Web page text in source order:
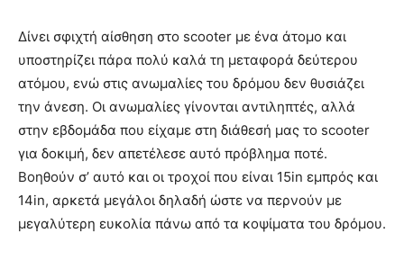
Δίνει σφιχτή αίσθηση στο scooter με ένα άτομο και
υποστηρίζει πάρα πολύ καλά τη μεταφορά δεύτερου
ατόμου, ενώ στις ανωμαλίες του δρόμου δεν θυσιάζει
την άνεση. Οι ανωμαλίες γίνονται αντιληπτές, αλλά
στην εβδομάδα που είχαμε στη διάθεσή μας το scooter
για δοκιμή, δεν απετέλεσε αυτό πρόβλημα ποτέ.
Βοηθούν σ’ αυτό και οι τροχοί που είναι 15in εμπρός και
14in, αρκετά μεγάλοι δηλαδή ώστε να περνούν με
μεγαλύτερη ευκολία πάνω από τα κοψίματα του δρόμου.